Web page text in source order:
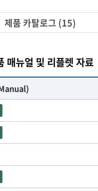
제품 카탈로그 (15)
매뉴얼 및 리플렛 자료